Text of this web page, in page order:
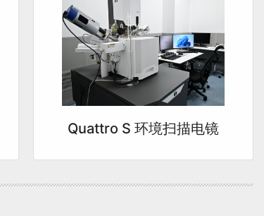
Quattro S 环境扫描电镜